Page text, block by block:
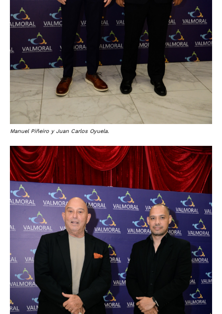
Manuel Piñeiro y Juan Carlos Oyuela.